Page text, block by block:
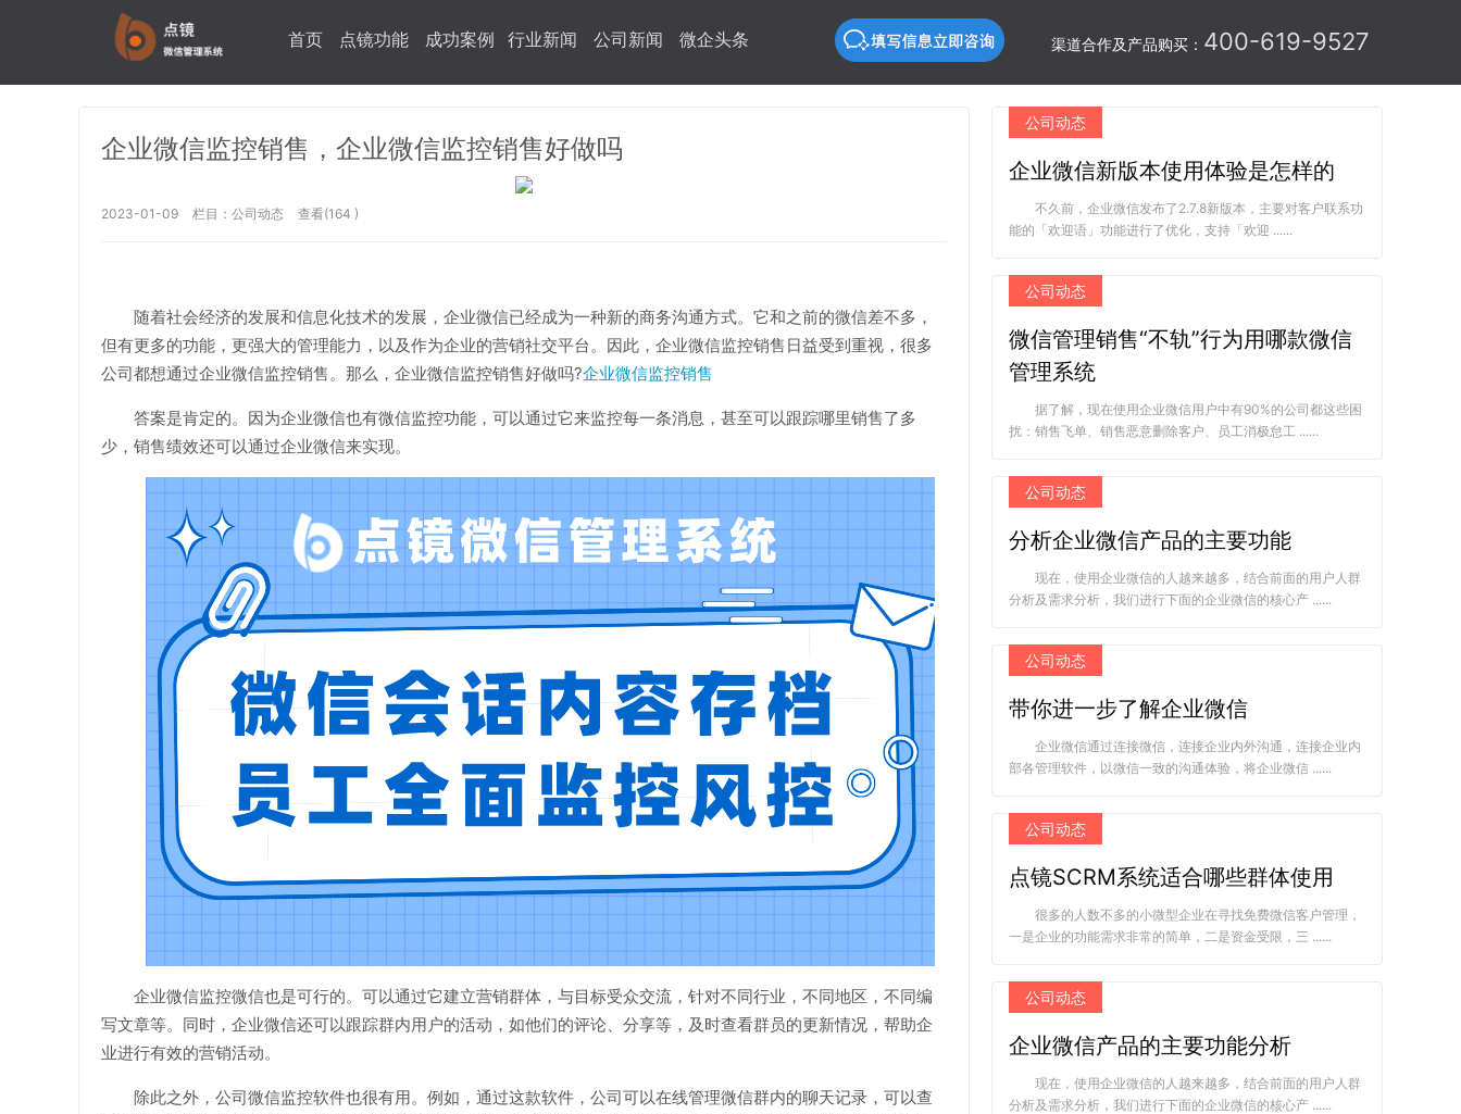
渠道合作及产品购买： 400-619-9527
首页 点镜功能 成功案例 行业新闻 公司新闻 微企头条
企业微信监控销售，企业微信监控销售好做吗
2023-01-09 栏目： 公司动态 查看(164 )
随着社会经济的发展和信息化技术的发展，企业微信已经成为一种新的商务沟通方式。它和之前的微信差不多，
但有更多的功能，更强大的管理能力，以及作为企业的营销社交平台。因此，企业微信监控销售日益受到重视，很多
公司都想通过企业微信监控销售。那么，企业微信监控销售好做吗?企业微信监控销售
答案是肯定的。因为企业微信也有微信监控功能，可以通过它来监控每一条消息，甚至可以跟踪哪里销售了多
少，销售绩效还可以通过企业微信来实现。
企业微信监控微信也是可行的。可以通过它建立营销群体，与目标受众交流，针对不同行业，不同地区，不同编
写文章等。同时，企业微信还可以跟踪群内用户的活动，如他们的评论、分享等，及时查看群员的更新情况，帮助企
业进行有效的营销活动。
除此之外，公司微信监控软件也很有用。例如，通过这款软件，公司可以在线管理微信群内的聊天记录，可以查
公司动态
企业微信新版本使用体验是怎样的
不久前，企业微信发布了2.7.8新版本，主要对客户联系功
能的「欢迎语」功能进行了优化，支持「欢迎 ......
公司动态
微信管理销售“不轨”行为用哪款微信
管理系统
据了解，现在使用企业微信用户中有90%的公司都这些困
扰：销售飞单、销售恶意删除客户、员工消极怠工 ......
公司动态
分析企业微信产品的主要功能
现在，使用企业微信的人越来越多，结合前面的用户人群
分析及需求分析，我们进行下面的企业微信的核心产 ......
公司动态
带你进一步了解企业微信
企业微信通过连接微信，连接企业内外沟通，连接企业内
部各管理软件，以微信一致的沟通体验，将企业微信 ......
公司动态
点镜SCRM系统适合哪些群体使用
很多的人数不多的小微型企业在寻找免费微信客户管理，
一是企业的功能需求非常的简单，二是资金受限，三 ......
公司动态
企业微信产品的主要功能分析
现在，使用企业微信的人越来越多，结合前面的用户人群
分析及需求分析，我们进行下面的企业微信的核心产 ......